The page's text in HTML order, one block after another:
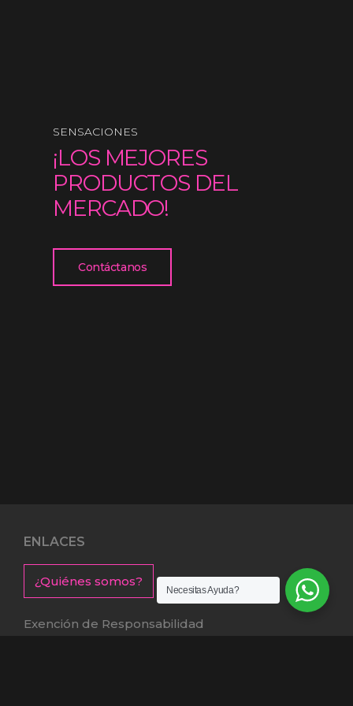
SENSACIONES
¡LOS MEJORES
PRODUCTOS DEL
MERCADO!
Contáctanos
ENLACES
¿Quiénes somos?
Exención de Responsabilidad
Necesitas Ayuda?